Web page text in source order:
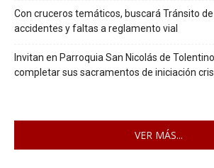
Con cruceros temáticos, buscará Tránsito
accidentes y faltas a reglamento vial
Invitan en Parroquia San Nicolás de
completar sus sacramentos de iniciación
VER MÁS...